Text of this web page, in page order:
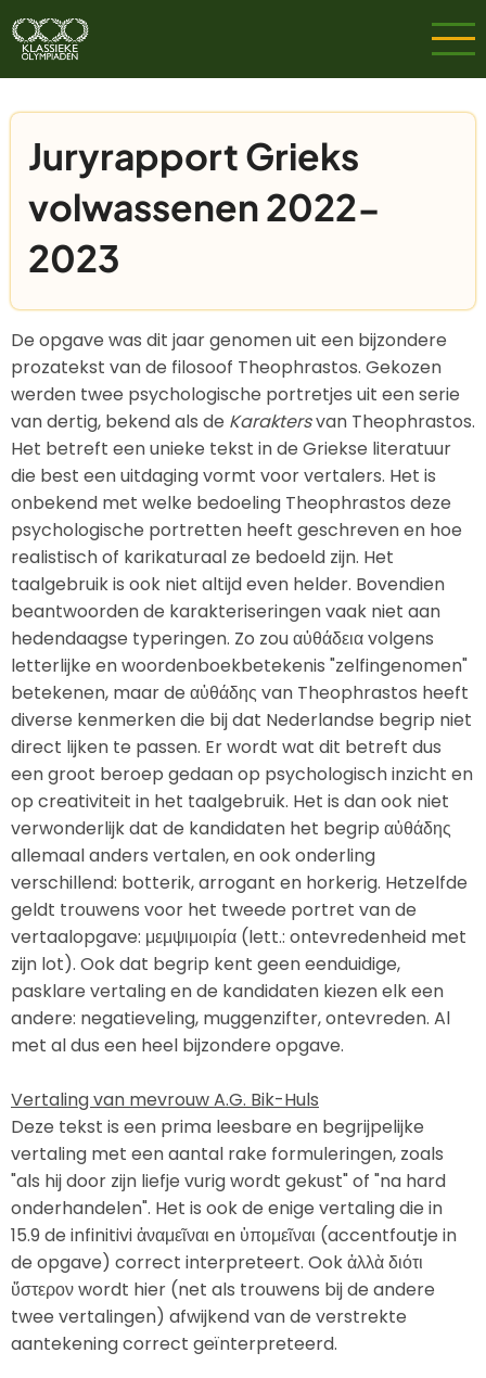
Overslaan
en
naar
inhoud
gaanJuryrapport Grieks
volwassenen 2022-
2023
De opgave was dit jaar genomen uit een bijzondere
prozatekst van de filosoof Theophrastos. Gekozen
werden twee psychologische portretjes uit een serie
van dertig, bekend als de Karaktersvan Theophrastos.
Het betreft een unieke tekst in de Griekse literatuur
die best een uitdaging vormt voor vertalers. Het is
onbekend met welke bedoeling Theophrastos deze
psychologische portretten heeft geschreven en hoe
realistisch of karikaturaal ze bedoeld zijn. Het
taalgebruik is ook niet altijd even helder. Bovendien
beantwoorden de karakteriseringen vaak niet aan
hedendaagse typeringen. Zo zou αὐθάδεια volgens
letterlijke en woordenboekbetekenis "zelfingenomen"
betekenen, maar de αὐθάδης van Theophrastos heeft
diverse kenmerken die bij dat Nederlandse begrip niet
direct lijken te passen. Er wordt wat dit betreft dus
een groot beroep gedaan op psychologisch inzicht en
op creativiteit in het taalgebruik. Het is dan ook niet
verwonderlijk dat de kandidaten het begrip αὐθάδης
allemaal anders vertalen, en ook onderling
verschillend: botterik, arrogant en horkerig. Hetzelfde
geldt trouwens voor het tweede portret van de
vertaalopgave: μεμψιμοιρία (lett.: ontevredenheid met
zijn lot). Ook dat begrip kent geen eenduidige,
pasklare vertaling en de kandidaten kiezen elk een
andere: negatieveling, muggenzifter, ontevreden. Al
met al dus een heel bijzondere opgave.
Vertaling van mevrouw A.G. Bik-Huls
Deze tekst is een prima leesbare en begrijpelijke
vertaling met een aantal rake formuleringen, zoals
"als hij door zijn liefje vurig wordt gekust" of "na hard
onderhandelen". Het is ook de enige vertaling die in
15.9 de infinitivi ἀναμεῖναι en ὑπομεῖναι (accentfoutje in
de opgave) correct interpreteert. Ook ἀλλὰ διότι
ὕστερον wordt hier (net als trouwens bij de andere
twee vertalingen) afwijkend van de verstrekte
aantekening correct geïnterpreteerd.